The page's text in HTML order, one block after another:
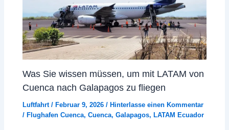
Was Sie wissen müssen, um mit LATAM von
Cuenca nach Galapagos zu fliegen
Luftfahrt/ Februar 9, 2026/ Hinterlasse einen Kommentar
/ Flughafen Cuenca,Cuenca,Galapagos, LATAM Ecuador